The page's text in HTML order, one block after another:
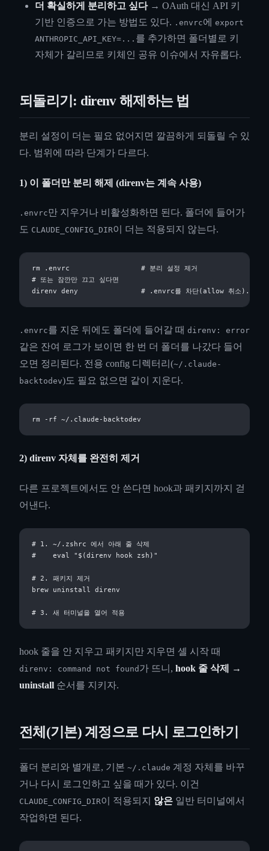
더 확실하게 분리하고 싶다→ OAuth 대신 API 키
기반 인증으로 가는 방법도 있다. .envrc에 export
ANTHROPIC_API_KEY=... 를 추가하면 폴더별로 키
자체가 갈리므로 키체인 공유 이슈에서 자유롭다.
되돌리기: direnv 해제하는 법
분리 설정이 더는 필요 없어지면 깔끔하게 되돌릴 수 있
다. 범위에 따라 단계가 다르다.
1) 이 폴더만 분리 해제 (direnv는 계속 사용)
.envrc만 지우거나 비활성화하면 된다. 폴더에 들어가
도 CLAUDE_CONFIG_DIR이 더는 적용되지 않는다.
rm .envrc                 # 분리 설정 제거
# 또는 잠깐만 끄고 싶다면
.envrc를 지운 뒤에도 폴더에 들어갈 때 direnv: error
같은 잔여 로그가 보이면 한 번 더 폴더를 나갔다 들어
오면 정리된다. 전용 config 디렉터리(~/.claude-
backtodev)도 필요 없으면 같이 지운다.
2) direnv 자체를 완전히 제거
다른 프로젝트에서도 안 쓴다면 hook과 패키지까지 걷
어낸다.
# 1. ~/.zshrc 에서 아래 줄 삭제
#    eval "$(direnv hook zsh)"
# 2. 패키지 제거
brew uninstall direnv
hook 줄을 안 지우고 패키지만 지우면 셸 시작 때
direnv: command not found 가 뜨니, hook 줄 삭제 →
uninstall 순서를 지키자.
전체(기본) 계정으로 다시 로그인하기
폴더 분리와 별개로, 기본 ~/.claude 계정 자체를 바꾸
거나 다시 로그인하고 싶을 때가 있다. 이건
CLAUDE_CONFIG_DIR이 적용되지 않은 일반 터미널에서
작업하면 된다.